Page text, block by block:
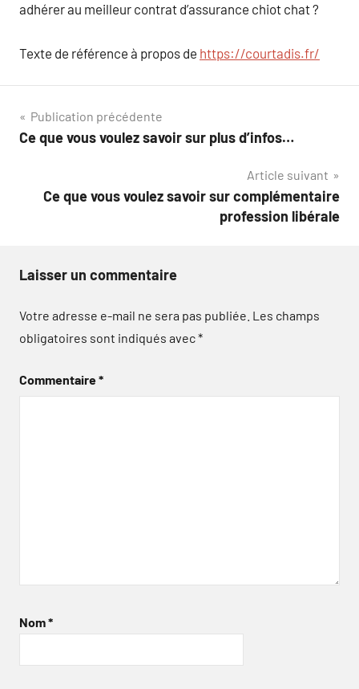
adhérer au meilleur contrat d’assurance chiot chat ?
Texte de référence à propos de https://courtadis.fr/
Navigation
de
Publication précédente
Ce que vous voulez savoir sur plus d’infos…
Article suivant
Ce que vous voulez savoir sur complémentaire
profession libérale
Laisser un commentaire
Votre adresse e-mail ne sera pas publiée. Les champs
obligatoires sont indiqués avec*
Commentaire*
Nom*